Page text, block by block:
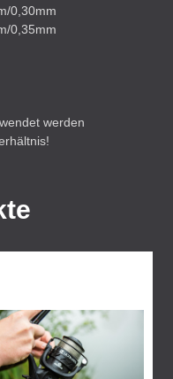
0,30mm
0,35mm
werden